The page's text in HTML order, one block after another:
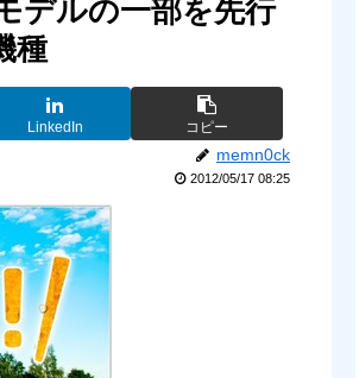
デルの一部を先行
種
LinkedIn コピー
memn0ck
2012/05/17 08:25